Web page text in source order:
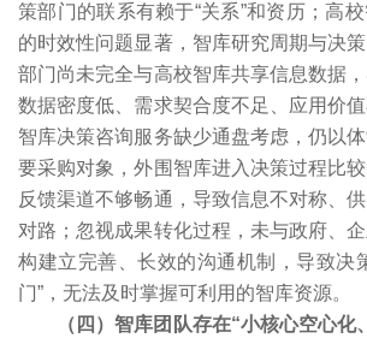
策部门的联系有赖于“关系”和资历；高
的时效性问题显著，智库研究周期与决
部门尚未完全与高校智库共享信息数据
数据密度低、需求契合度不足、应用价
智库决策咨询服务缺少通盘考虑，仍以
要采购对象，外围智库进入决策过程比较
反馈渠道不够畅通，导致信息不对称、
对路；忽视成果转化过程，未与政府、
构建立完善、长效的沟通机制，导致决
门”，无法及时掌握可利用的智库资源。
（四）智库团队存在“小核心空心化